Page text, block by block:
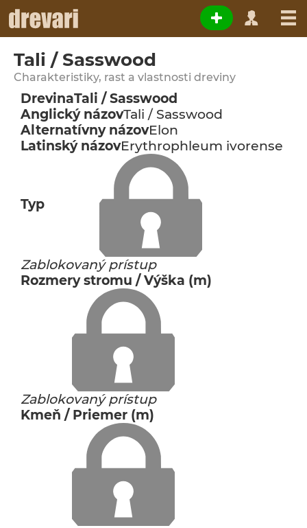
Tali / Sasswood
Charakteristiky, rast a vlastnosti dreviny
DrevinaTali / Sasswood
Anglický názovTali / Sasswood
Alternatívny názovElon
Latinský názovErythrophleum ivorense
Typ
Zablokovaný prístup
Rozmery stromu / Výška (m)
Zablokovaný prístup
Kmeň / Priemer (m)